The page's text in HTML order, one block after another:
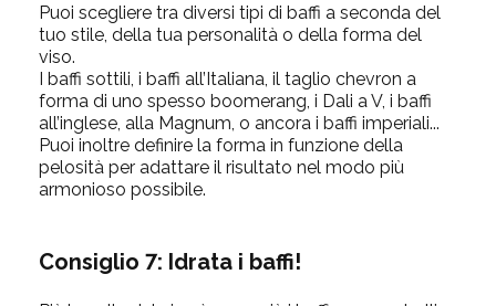
Puoi scegliere tra diversi tipi di baffi a seconda del
tuo stile, della tua personalità o della forma del
viso.
I baffi sottili, i baffi all’Italiana, il taglio chevron a
forma di uno spesso boomerang, i Dali a V, i baffi
all’inglese, alla Magnum, o ancora i baffi imperiali...
Puoi inoltre definire la forma in funzione della
pelosità per adattare il risultato nel modo più
armonioso possibile.
Consiglio 7: Idrata i baffi!